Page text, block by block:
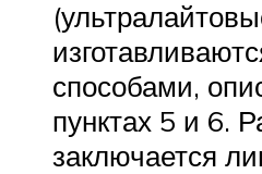
способами,
пунктах 5 и 6.
заключается